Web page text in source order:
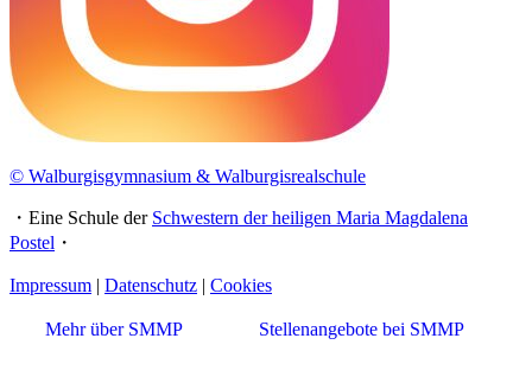
© Walburgisgymnasium & Walburgisrealschule
・Eine Schule der Schwestern der heiligen Maria Magdalena
Postel ・
Impressum | Datenschutz | Cookies
Mehr über SMMP Stellenangebote bei SMMP